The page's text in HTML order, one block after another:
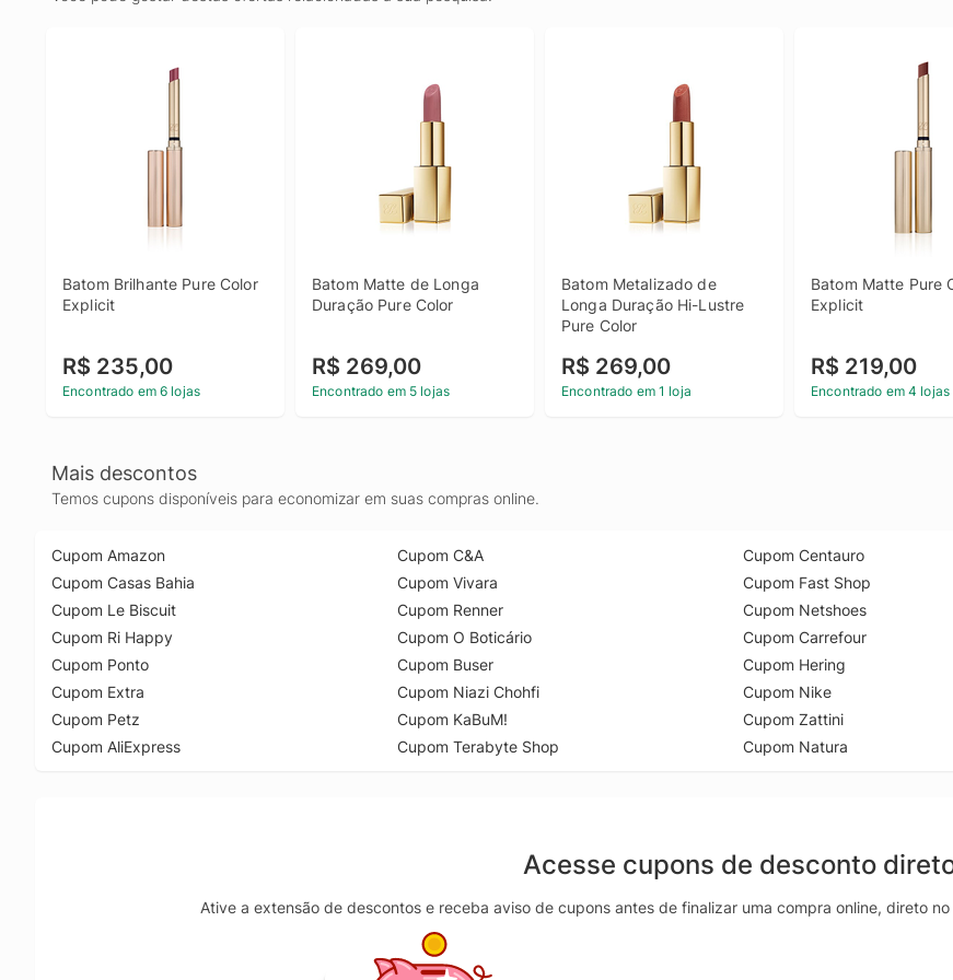
Batom Brilhante Pure Color
Explicit
R$ 235,00
Encontrado em 6 lojas
Batom Matte de Longa
Duração Pure Color
R$ 269,00
Encontrado em 5 lojas
Batom Metalizado de
Longa Duração Hi-Lustre
Pure Color
R$ 269,00
Encontrado em 1 loja
Batom Matte Pure
Explicit
R$ 219,00
Encontrado em 4 lojas
Mais descontos
Temos cupons disponíveis para economizar em suas compras online.
Cupom Amazon
Cupom Casas Bahia
Cupom Le Biscuit
Cupom Ri Happy
Cupom Ponto
Cupom Extra
Cupom Petz
Cupom AliExpress
Cupom C&A
Cupom Vivara
Cupom Renner
Cupom O Boticário
Cupom Buser
Cupom Niazi Chohfi
Cupom KaBuM!
Cupom Terabyte Shop
Cupom Centauro
Cupom Fast Shop
Cupom Netshoes
Cupom Carrefour
Cupom Hering
Cupom Nike
Cupom Zattini
Cupom Natura
Acesse cupons de desconto
Ative a extensão de descontos e receba aviso de cupons antes de finalizar uma compra online, direto